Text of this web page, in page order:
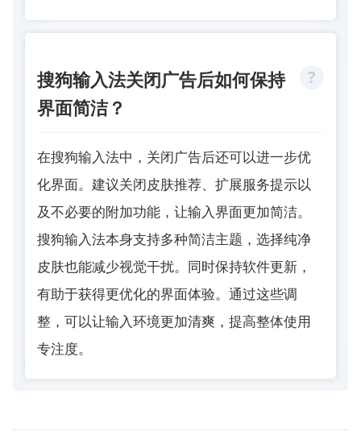
搜狗输入法关闭广告后如何保持
界面简洁？
在搜狗输入法中，关闭广告后还可以进一步优
化界面。建议关闭皮肤推荐、扩展服务提示以
及不必要的附加功能，让输入界面更加简洁。
搜狗输入法本身支持多种简洁主题，选择纯净
皮肤也能减少视觉干扰。同时保持软件更新，
有助于获得更优化的界面体验。通过这些调
整，可以让输入环境更加清爽，提高整体使用
专注度。